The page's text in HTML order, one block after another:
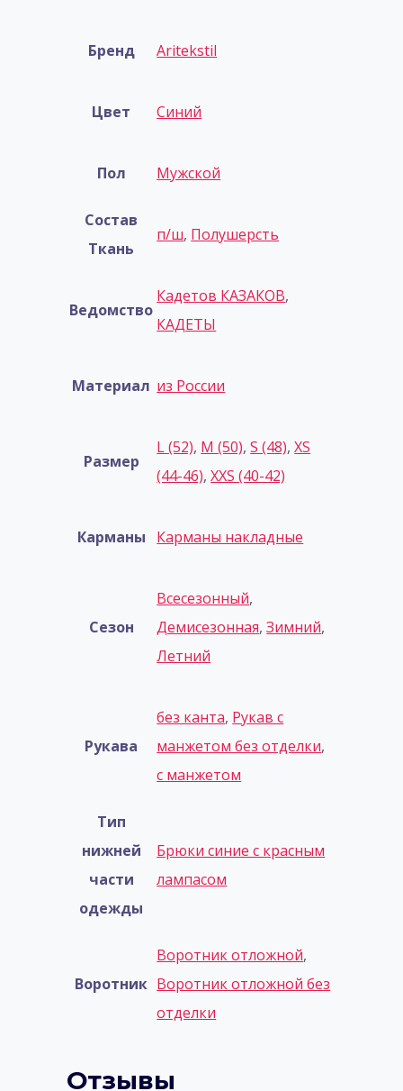
Бренд Aritekstil
Цвет Синий
Пол Мужской
Состав
Ткань
п/ш, Полушерсть
Ведомство
Кадетов КАЗАКОВ,
КАДЕТЫ
Материал из России
Размер
L (52), M (50),S (48),XS
(44-46),XXS (40-42)
Карманы Карманы накладные
Сезон
Всесезонный,
Демисезонная,Зимний,
Летний
Рукава
без кантa, Рукав с
манжетом без отделки,
с манжетом
Тип
нижней
части
одежды
Брюки синие с красным
лампасом
Воротник
Воротник отложной,
Воротник отложной без
отделки
Отзывы